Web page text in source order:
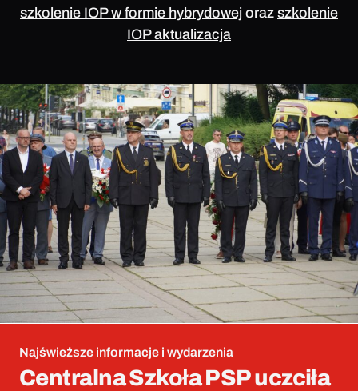
szkolenie IOP w formie hybrydowej oraz szkolenie
IOP aktualizacja
Najświeższe informacje i wydarzenia
Centralna Szkoła PSP uczciła